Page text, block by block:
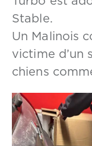
Stable.
Un Malinois
victime d’un
chiens